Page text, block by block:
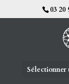
03
Sélectionner